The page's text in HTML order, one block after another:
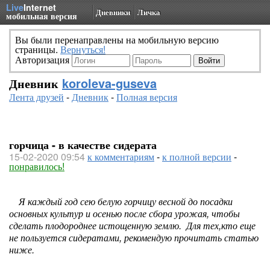
LiveInternet
мобильная версия Дневники Личка
Вы были перенаправлены на мобильную версию
страницы. Вернуться!
Авторизация
Дневник koroleva-guseva
Лента друзей -Дневник-Полная версия
горчица - в качестве сидерата
15-02-2020 09:54к комментариям-к полной версии -
понравилось!
Я каждый год сею белую горчицу весной до посадки
основных культур и осенью после сбора урожая, чтобы
сделать плодороднее истощенную землю. Для тех,кто еще
не пользуется сидератами, рекомендую прочитать статью
ниже.